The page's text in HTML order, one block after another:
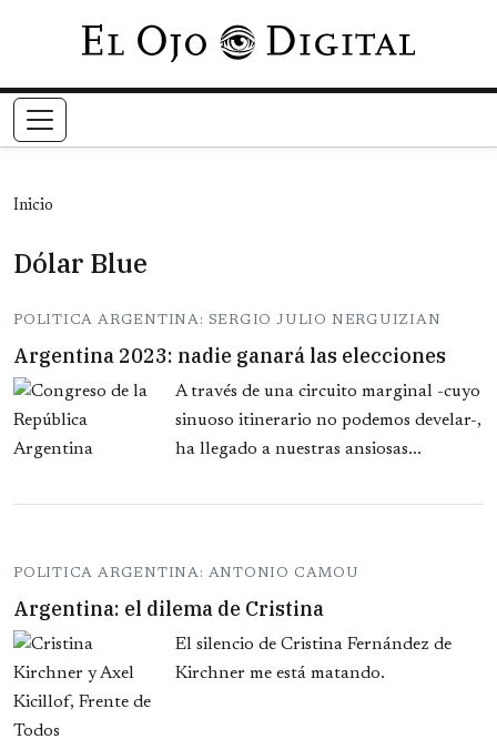
Pasar al contenido principal
Inicio
Dólar Blue
POLITICA ARGENTINA: SERGIO JULIO NERGUIZIAN
Argentina 2023: nadie ganará las elecciones
A través de una circuito marginal -cuyo
sinuoso itinerario no podemos develar-,
ha llegado a nuestras ansiosas...
POLITICA ARGENTINA: ANTONIO CAMOU
Argentina: el dilema de Cristina
El silencio de Cristina Fernández de
Kirchner me está matando.